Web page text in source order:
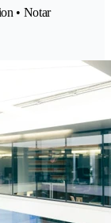
• Notar